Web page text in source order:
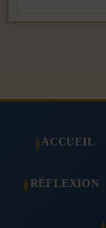
ACCUEIL
RÉFLEXION